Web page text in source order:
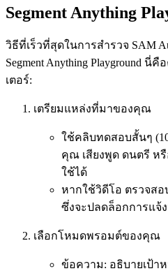
Segment Anything
วิธีที่เร็วที่สุดในการสำรวจ SAM
Segment Anything Playground
เตอร์:
เตรียมแหล่งที่มาของคุณ
ใช้คลิบทดสอบสั้นๆ
คุณ เสียงพูด ดนตรี ห
ใช้ได้
หากใช้วิดีโอ ตรวจส
ซึ่งจะปลดล็อกการแจ้
เลือกโหมดพรอมต์ของคุณ
ข้อความ: อธิบายเป้า